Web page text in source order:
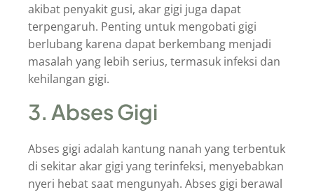
akibat penyakit gusi, akar gigi juga dapat
terpengaruh. Penting untuk mengobati gigi
berlubang karena dapat berkembang menjadi
masalah yang lebih serius, termasuk infeksi dan
kehilangan gigi.
3. Abses Gigi
Abses gigi adalah kantung nanah yang terbentuk
di sekitar akar gigi yang terinfeksi, menyebabkan
nyeri hebat saat mengunyah. Abses gigi berawal